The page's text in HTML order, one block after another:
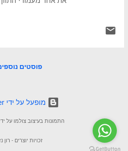
סופרה סביב
מבינים את העולם,
המסבירים לנו מאין
הולכים. הם הופכים
אין דוגמה חזקה
פוסטים
‏מופעל על ידי Blogger
התמונות בעיצוב צולמו על ידי
זכויות יוצרים - רון